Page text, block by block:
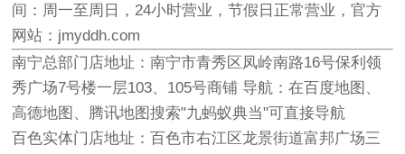
间：周一至周日，24小时营业 ，节假日正常营业，官方
网站：jmyddh.com
南宁总部门店地址：南宁市青秀区凤岭南路16号保利领
秀广场7号楼一层103、105号商铺 导航：在百度地图、
高德地图、腾讯地图搜索"九蚂蚁典当"可直接导航
百色实体门店地址：百色市右江区龙景街道富邦广场三